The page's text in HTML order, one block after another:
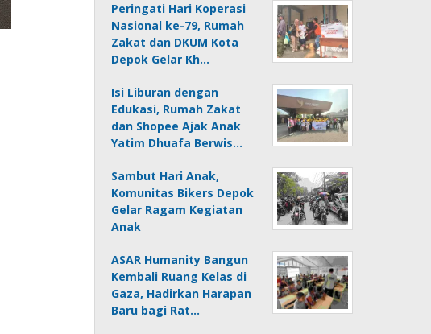
Peringati Hari Koperasi
Nasional ke-79, Rumah
Zakat dan DKUM Kota
Depok Gelar Kh…
Isi Liburan dengan
Edukasi, Rumah Zakat
dan Shopee Ajak Anak
Yatim Dhuafa Berwis…
Sambut Hari Anak,
Komunitas Bikers Depok
Gelar Ragam Kegiatan
Anak
ASAR Humanity Bangun
Kembali Ruang Kelas di
Gaza, Hadirkan Harapan
Baru bagi Rat…